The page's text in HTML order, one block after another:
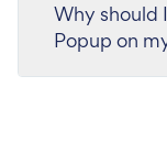
Why should
Popup on